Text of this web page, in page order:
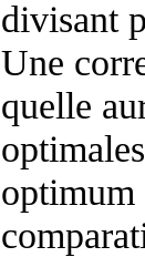
divisant
Une
quelle